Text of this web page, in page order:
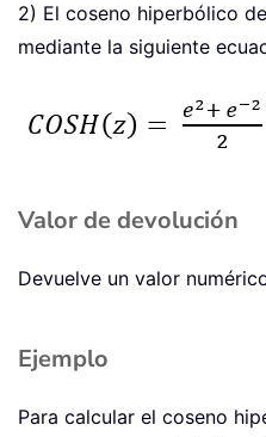
2) El coseno hiperbólico
mediante la siguiente
Valor de devolución
Devuelve un valor
Ejemplo
Para calcular el coseno